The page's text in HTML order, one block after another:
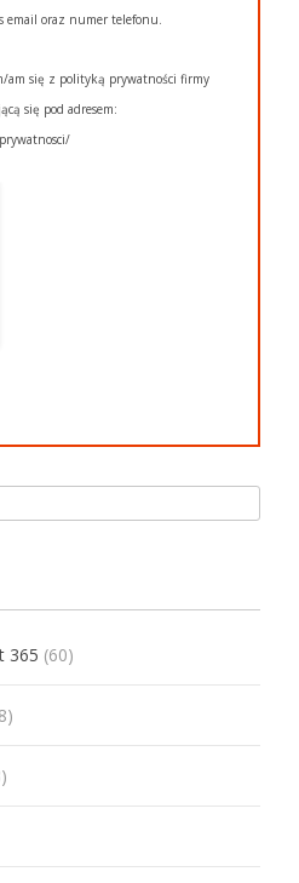
email oraz numer telefonu.
am się z polityką prywatności firmy
się pod adresem:
365 (60)